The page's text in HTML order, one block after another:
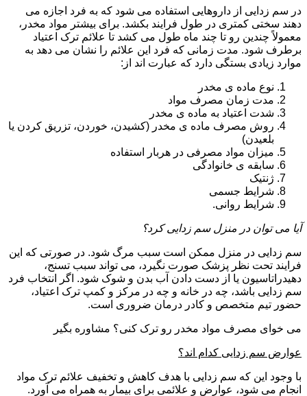
در سم زدایی از داروهایی استفاده می شود که به فرد اجازه می
دهند سختی کمتری در طول فرایند بکشد. برای بیشتر مواد مخدر،
معمولاً چندین رو تا چند ماه طول می کشد تا علائم ترک اعتیاد
برطرف شود. مدت زمانی که فرد این علائم را نشان می دهد به
موارد زیادی بستگی دارد که عبارت اند از:
نوع ماده ی مخدر
مدت زمان مصرف مواد
شدت اعتیاد به ماده ی مخدر
روش مصرف ماده ی مخدر (کشیدن، خوردن، تزریق کردن یا
بلعیدن)
میزان مواد مصرفی در هربار استفاده
سابقه ی خانوادگی
ژنتیک
شرایط جسمی
شرایط روانی.
آیا می توان در منزل سم زدایی کرد؟
سم زدایی در منزل ممکن است سبب مرگ شود. در صورتی که این
فرایند تحت نظر پزشک صورت نگیرد، می تواند سبب تسنج،
دهیدراتاسیون یا از دست دادن آب بدن و شوک شود. اگر انتخاب فرد
سم زدایی باشد، چه در خانه و چه در مرکز و کمپ ترک اعتیاد،
حضور تیم متخصص و کادر درمان ضروری است.
می خوای مصرف مواد مخدر رو ترک کنی؟ مشاوره بگیر
عوارض سم زدایی کدام اند؟
با وجود این که سم زدایی با هدف کاهش و تخفیف علائم ترک مواد
انجام می شود، عوارض و علائمی برای بیمار به همراه می آورد.